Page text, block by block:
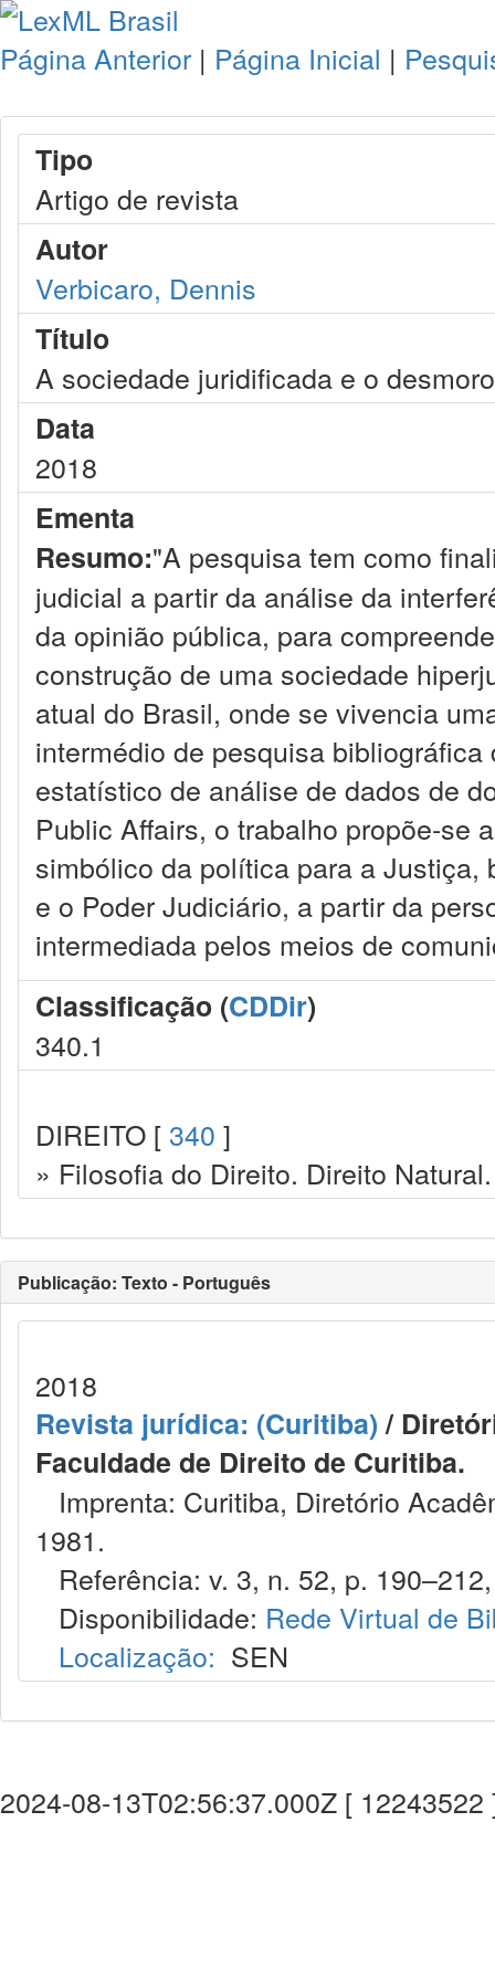
Página Anterior | Página Inicial |
Tipo
Artigo de revista
Autor
Verbicaro, Dennis
Título
A sociedade juridificada e o
Data
2018
Ementa
Resumo:"A pesquisa tem como
judicial a partir da análise da
da opinião pública, para
construção de uma sociedade
atual do Brasil, onde se vivencia
intermédio de pesquisa
estatístico de análise de dados de
Public Affairs, o trabalho propõe-se
simbólico da política para a
e o Poder Judiciário, a partir da
intermediada pelos meios de
Classificação (CDDir)
340.1
DIREITO [ 340 ]
» Filosofia do Direito. Direito
Publicação: Texto - Português
2018
Revista jurídica: (Curitiba)/
Faculdade de Direito de Curitiba.
Imprenta: Curitiba, Diretório
1981.
Referência: v. 3, n. 52, p.
Disponibilidade: Rede Virtual de
Localização: SEN
2024-08-13T02:56:37.000Z [ 12243522